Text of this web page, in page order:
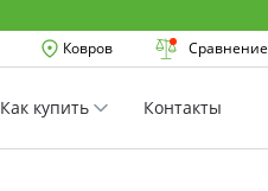
Ковров Сравнение
Как купить Контакты